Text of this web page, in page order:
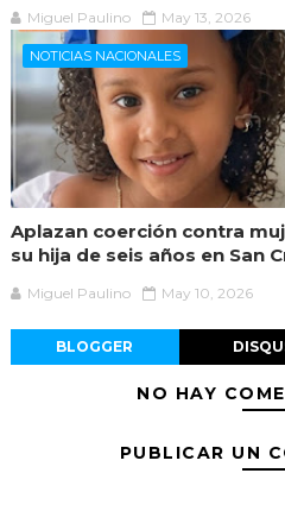
Miguel Paulino May 13, 2026
NOTICIAS NACIONALES
Aplazan coerción contra
su hija de seis años en San
Miguel Paulino May 10, 2026
BLOGGER
NO HAY
PUBLICAR UN